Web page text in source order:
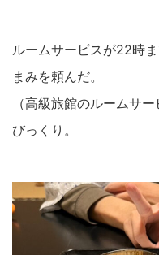
ルームサービスが22時
まみを頼んだ。
（高級旅館のルームサ
びっくり。